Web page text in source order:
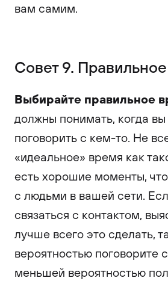
вам самим.
Совет 9.
Выбирайте правильное
должны понимать, когда
поговорить с кем-то. Не
«идеальное» время как
есть хорошие моменты,
с людьми в вашей сети.
связаться с контактом,
лучше всего это сделать,
вероятностью поговорите
меньшей вероятностью